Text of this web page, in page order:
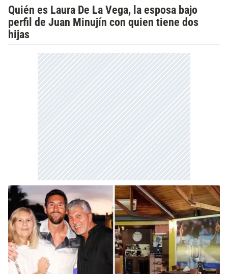
Quién es Laura De La Vega, la esposa bajo
perfil de Juan Minujín con quien tiene dos
hijas